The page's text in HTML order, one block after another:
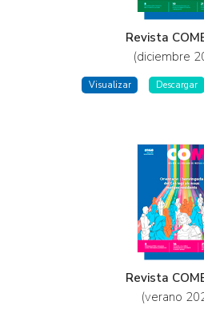
Revista
(diciembre
Visualizar Descargar
Revista
(verano